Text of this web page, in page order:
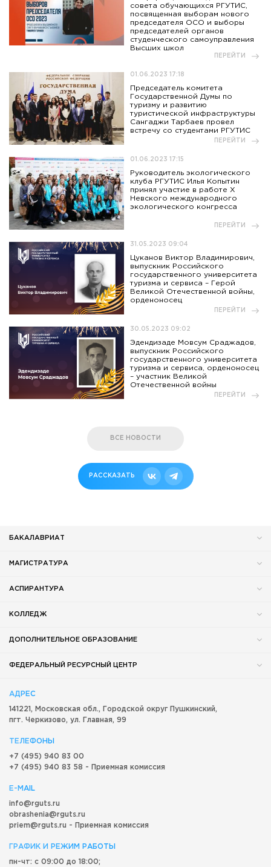
совета обучающихся РГУТИС,
посвященная выборам нового
председателя ОСО и выборы
председателей органов
студенческого самоуправления
Высших школ
ПЕРЕЙТИ
01.06.2023 17:18
Председатель комитета
Государственной Думы по
туризму и развитию
туристической инфраструктуры
Сангаджи Тарбаев провел
встречу со студентами РГУТИС
ПЕРЕЙТИ
01.06.2023 17:15
Руководитель экологического
клуба РГУТИС Илья Копытин
принял участие в работе X
Невского международного
экологического конгресса
ПЕРЕЙТИ
31.05.2023 09:04
Цуканов Виктор Владимирович,
выпускник Российского
государственного университета
туризма и сервиса – Герой
Великой Отечественной войны,
орденоносец
ПЕРЕЙТИ
30.05.2023 09:02
Эдендизаде Мовсум Сраджадов,
выпускник Российского
государственного университета
туризма и сервиса, орденоносец
– участник Великой
Отечественной войны
ПЕРЕЙТИ
ВСЕ НОВОСТИ
РАССКАЗАТЬ
БАКАЛАВРИАТ
МАГИСТРАТУРА
АСПИРАНТУРА
КОЛЛЕДЖ
ДОПОЛНИТЕЛЬНОЕ ОБРАЗОВАНИЕ
ФЕДЕРАЛЬНЫЙ РЕСУРСНЫЙ ЦЕНТР
АДРЕС
141221, Московская обл., Городской округ Пушкинский,
пгт. Черкизово, ул. Главная, 99
ТЕЛЕФОНЫ
+7 (495) 940 83 00
+7 (495) 940 83 58 - Приемная комиссия
E-MAIL
info@rguts.ru
obrashenia@rguts.ru
priem@rguts.ru - Приемная комиссия
ГРАФИК И РЕЖИМ РАБОТЫ
пн-чт: с 09:00 до 18:00;